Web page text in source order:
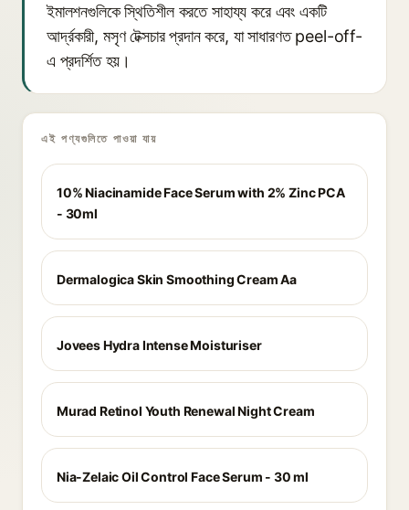
ইমালশনগুলিকে স্থিতিশীল করতে সাহায্য করে এবং একটি
আর্দ্রকারী, মসৃণ টেক্সচার প্রদান করে, যা সাধারণত peel-off-
এ প্রদর্শিত হয়।
এই পণ্যগুলিতে পাওয়া যায়
10% Niacinamide Face Serum with 2% Zinc PCA
- 30ml
Dermalogica Skin Smoothing Cream Aa
Jovees Hydra Intense Moisturiser
Murad Retinol Youth Renewal Night Cream
Nia-Zelaic Oil Control Face Serum - 30 ml